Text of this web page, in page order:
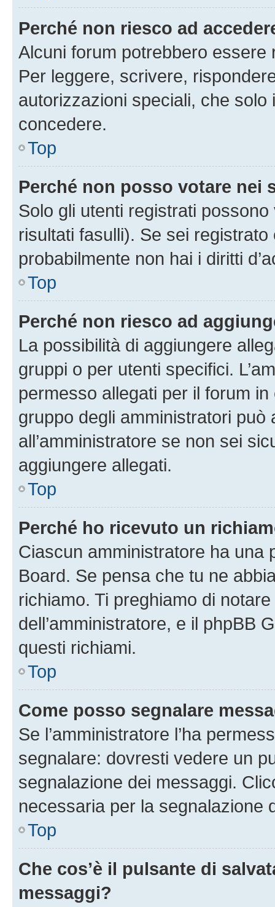
Perché non riesco ad
Alcuni forum potrebbero
Per leggere, scrivere,
autorizzazioni speciali, che solo
concedere.
Top
Perché non posso votare nei
Solo gli utenti registrati
risultati fasulli). Se sei
probabilmente non hai i diritti
Top
Perché non riesco ad
La possibilità di aggiungere
gruppi o per utenti specifici.
permesso allegati per il forum
gruppo degli amministratori può
all’amministratore se non sei
aggiungere allegati.
Top
Perché ho ricevuto un
Ciascun amministratore ha una
Board. Se pensa che tu ne
richiamo. Ti preghiamo di
dell’amministratore, e il phpBB
questi richiami.
Top
Come posso segnalare
Se l’amministratore l’ha
segnalare: dovresti vedere un
segnalazione dei messaggi.
necessaria per la segnalazione
Top
Che cos’è il pulsante di
messaggi?